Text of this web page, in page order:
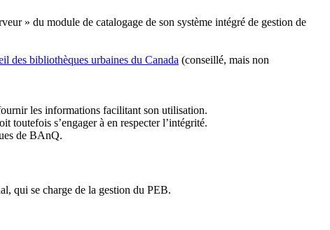
» du module de catalogage de son système intégré de gestion de
des bibliothèques urbaines du Canada (conseillé, mais non
les informations facilitant son utilisation.
s’engager à en respecter l’intégrité.
de BAnQ.
qui se charge de la gestion du PEB.